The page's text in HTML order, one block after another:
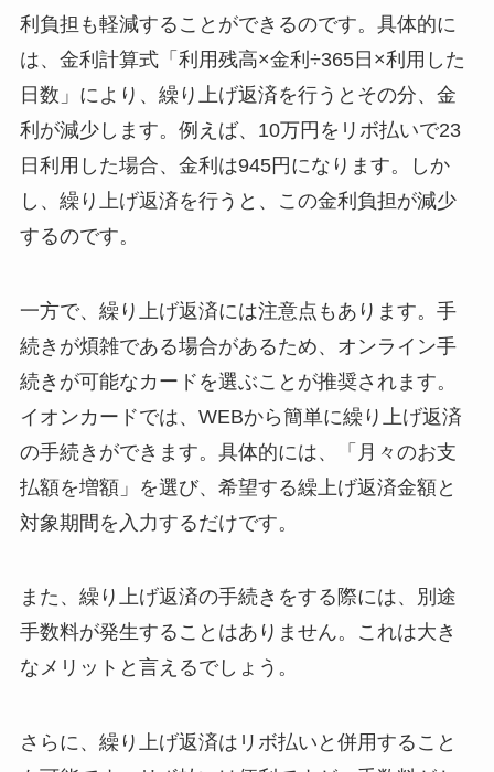
利負担も軽減することができるのです。具体的に
は、金利計算式「利用残高×金利÷365日×利用した
日数」により、繰り上げ返済を行うとその分、金
利が減少します。例えば、10万円をリボ払いで23
日利用した場合、金利は945円になります。しか
し、繰り上げ返済を行うと、この金利負担が減少
するのです。
一方で、繰り上げ返済には注意点もあります。手
続きが煩雑である場合があるため、オンライン手
続きが可能なカードを選ぶことが推奨されます。
イオンカードでは、WEBから簡単に繰り上げ返済
の手続きができます。具体的には、「月々のお支
払額を増額」を選び、希望する繰上げ返済金額と
対象期間を入力するだけです。
また、繰り上げ返済の手続きをする際には、別途
手数料が発生することはありません。これは大き
なメリットと言えるでしょう。
さらに、繰り上げ返済はリボ払いと併用すること